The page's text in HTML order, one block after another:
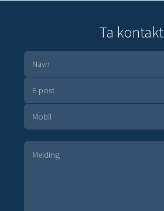
Ta kontakt